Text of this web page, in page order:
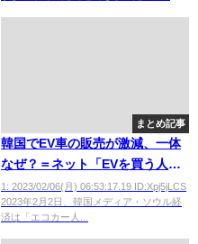
まとめ記事
韓国でEV車の販売が激減、一体
なぜ？＝ネット「EVを買う人は
おかしい」
1: 2023/02/06(月) 06:53:17.19 ID:Xpj5jLCS
2023年2月2日、韓国メディア・ソウル経
済は「エコカー人...